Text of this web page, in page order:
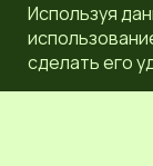
Используя
сделать его